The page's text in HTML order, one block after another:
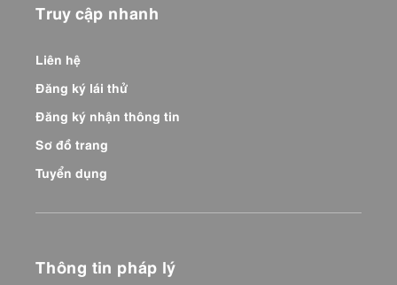
Truy cập nhanh
Liên hệ
Đăng ký lái thử
Đăng ký nhận thông tin
Sơ đồ trang
Tuyển dụng
Thông tin pháp lý